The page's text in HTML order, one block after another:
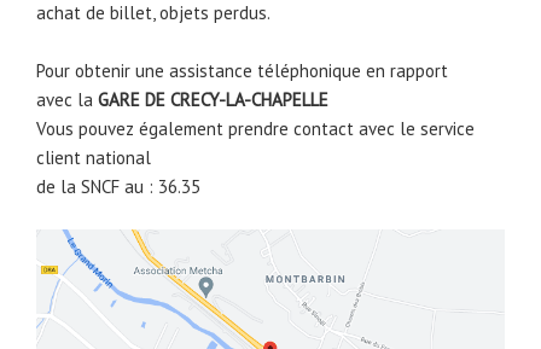
achat de billet, objets perdus.
Pour obtenir une assistance téléphonique en rapport
avec la GARE DE CRECY-LA-CHAPELLE
Vous pouvez également prendre contact avec le service
client national
de la SNCF au : 36.35